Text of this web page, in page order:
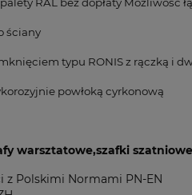
ściany
typu RONIS z rączką i
powłoką cyrkonową
warsztatowe,szafki
z Polskimi Normami PN-EN